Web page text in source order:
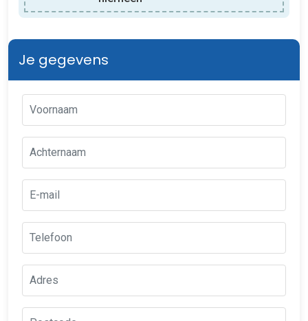
Je gegevens